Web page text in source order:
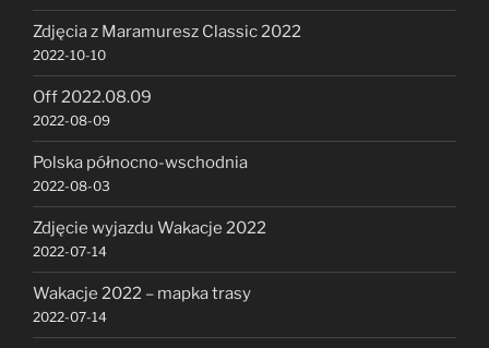
Zdjęcia z Maramuresz Classic 2022
2022-10-10
Off 2022.08.09
2022-08-09
Polska północno-wschodnia
2022-08-03
Zdjęcie wyjazdu Wakacje 2022
2022-07-14
Wakacje 2022 – mapka trasy
2022-07-14